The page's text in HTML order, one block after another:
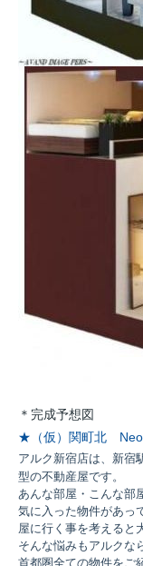
＊完成予想図
★（仮）関町北
アルク新宿店は、新宿
型の不動産屋です。
あんな部屋・こんな部
気に入った物件があっ
屋に行く事を考えると
そんな悩みもアルクな
首都圏全ての物件をご